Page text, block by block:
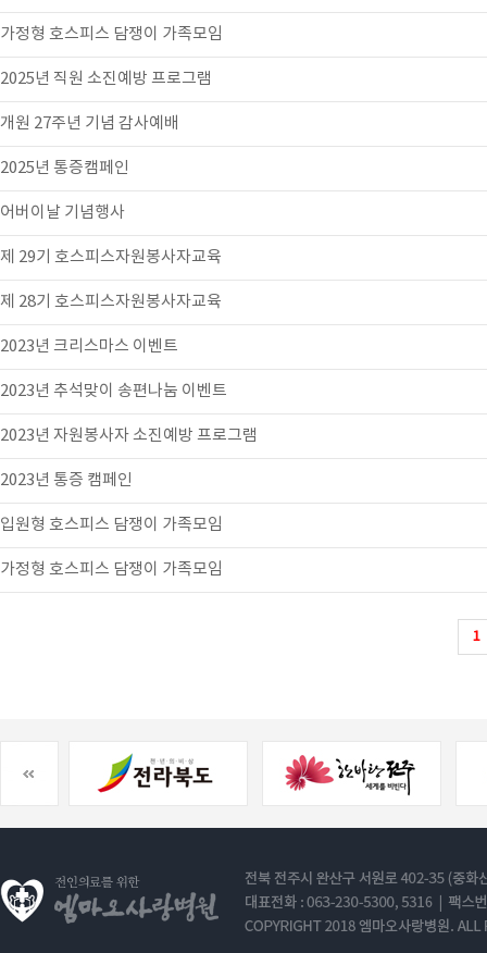
가정형 호스피스 담쟁이 가족모임
2025년 직원 소진예방 프로그램
개원 27주년 기념 감사예배
2025년 통증캠페인
어버이날 기념행사
제 29기 호스피스자원봉사자교육
제 28기 호스피스자원봉사자교육
2023년 크리스마스 이벤트
2023년 추석맞이 송편나눔 이벤트
2023년 자원봉사자 소진예방 프로그램
2023년 통증 캠페인
입원형 호스피스 담쟁이 가족모임
가정형 호스피스 담쟁이 가족모임
1